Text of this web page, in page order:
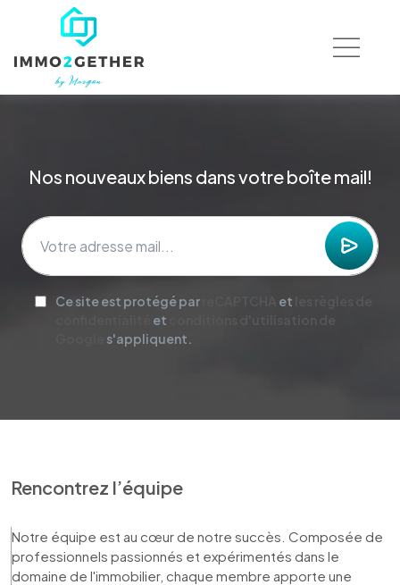
Nos nouveaux biens dans votre boîte mail!
Ce site est protégé par et
et
s'appliquent.
Rencontrez l’équipe
Notre équipe est au cœur de notre succès. Composée de
professionnels passionnés et expérimentés dans le
domaine de l'immobilier, chaque membre apporte une